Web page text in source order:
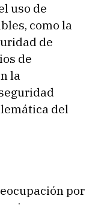
uso de
como la
de
de
la
del
por